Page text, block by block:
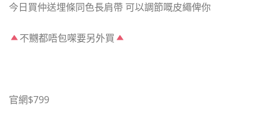
今日買仲送埋條同色長肩帶 可以調節嘅皮繩俾你
不嬲都唔包㗎要另外買
官網$799